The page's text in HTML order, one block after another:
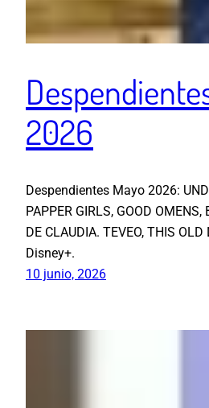
2026
Despendientes Mayo 2026:
PAPPER GIRLS, GOOD OMENS,
DE CLAUDIA. TEVEO, THIS
Disney+.
10 junio, 2026